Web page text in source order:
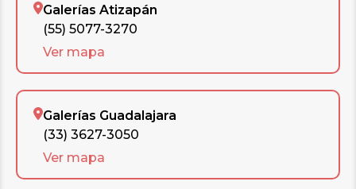
Galerías Atizapán
(55) 5077-3270
Ver mapa
Galerías Guadalajara
(33) 3627-3050
Ver mapa